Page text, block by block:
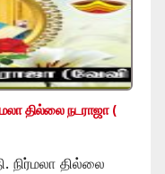
தில்லை நடராஜா (
நிர்மலா தில்லை